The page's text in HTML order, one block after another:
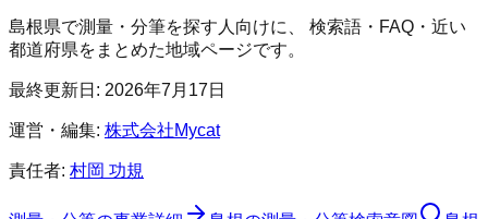
島根県で測量・分筆を探す人向けに、 検索語・FAQ・近い
都道府県をまとめた地域ページです。
最終更新日: 2026年7月17日
運営・編集: 株式会社Mycat
責任者: 村岡 功規